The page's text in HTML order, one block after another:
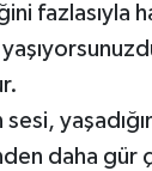
fazlasıyla
daha gür